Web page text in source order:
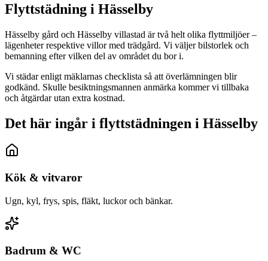
Flyttstädning i Hässelby
Hässelby gård och Hässelby villastad är två helt olika flyttmiljöer –
lägenheter respektive villor med trädgård. Vi väljer bilstorlek och
bemanning efter vilken del av området du bor i.
Vi städar enligt mäklarnas checklista så att överlämningen blir
godkänd. Skulle besiktningsmannen anmärka kommer vi tillbaka
och åtgärdar utan extra kostnad.
Det här ingår i flyttstädningen i Hässelby
Kök & vitvaror
Ugn, kyl, frys, spis, fläkt, luckor och bänkar.
Badrum & WC